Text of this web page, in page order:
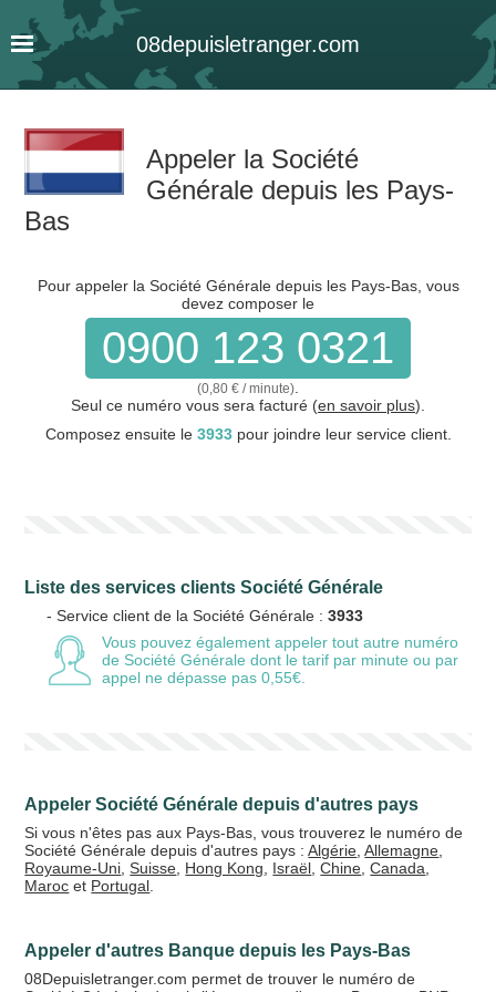
08depuisletranger.com
Appeler la Société
Générale depuis les Pays-
Bas
Pour appeler la Société Générale depuis les Pays-Bas, vous
devez composer le
0900 123 0321
(0,80 € / minute)
Seul ce numéro vous sera facturé (en savoir plus).
Composez ensuite le 3933pour joindre leur service client.
Liste des services clients Société Générale
- Service client de la Société Générale :3933
Vous pouvez également appeler tout autre numéro
de Société Générale dont le tarif par minute ou par
appel ne dépasse pas 0,55€.
Appeler Société Générale depuis d'autres pays
Si vous n'êtes pas aux Pays-Bas, vous trouverez le numéro de
Société Générale depuis d'autres pays :Algérie ,Allemagne
Royaume-Uni ,Suisse Hong Kong Israël ,Chine ,Canada
Maroc et Portugal
Appeler d'autres Banque depuis les Pays-Bas
08Depuisletranger.com permet de trouver le numéro de